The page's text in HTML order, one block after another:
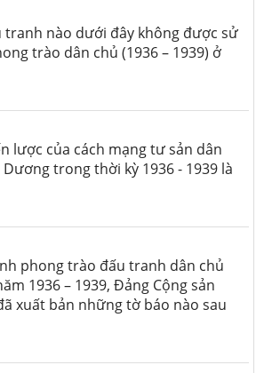
tranh nào dưới đây không được sử
trào dân chủ (1936 – 1939) ở
lược của cách mạng tư sản dân
trong thời kỳ 1936 - 1939 là
phong trào đấu tranh dân chủ
1936 – 1939, Đảng Cộng sản
xuất bản những tờ báo nào sau